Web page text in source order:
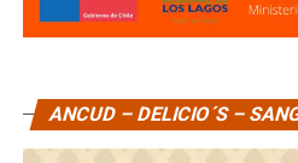
ANCUD – DELICIO´S –